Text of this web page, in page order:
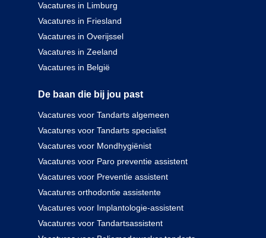
Vacatures in Limburg
Vacatures in Friesland
Vacatures in Overijssel
Vacatures in Zeeland
Vacatures in België
De baan die bij jou past
Vacatures voor Tandarts algemeen
Vacatures voor Tandarts specialist
Vacatures voor Mondhygiënist
Vacatures voor Paro preventie assistent
Vacatures voor Preventie assistent
Vacatures orthodontie assistente
Vacatures voor Implantologie-assistent
Vacatures voor Tandartsassistent